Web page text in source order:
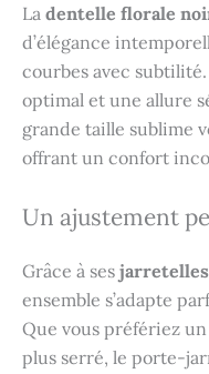
La dentelle florale
d’élégance
courbes avec
optimal et une allure
grande taille sublime
offrant un confort
Un ajustement
Grâce à ses
ensemble s’adapte
Que vous préfériez
plus serré, le porte-